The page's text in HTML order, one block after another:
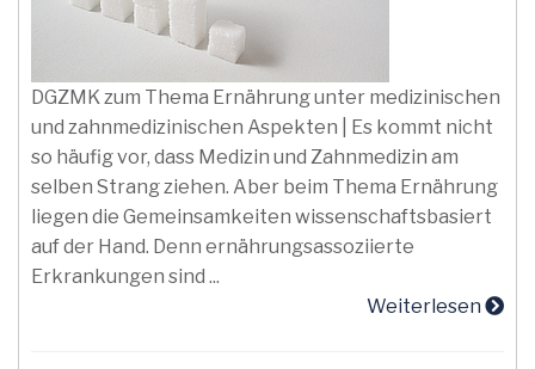
DGZMK zum Thema Ernährung unter medizinischen
und zahnmedizinischen Aspekten | Es kommt nicht
so häufig vor, dass Medizin und Zahnmedizin am
selben Strang ziehen. Aber beim Thema Ernährung
liegen die Gemeinsamkeiten wissenschaftsbasiert
auf der Hand. Denn ernährungsassoziierte
Erkrankungen sind ...
Weiterlesen